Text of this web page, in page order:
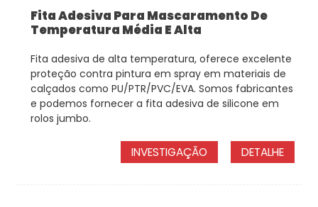
Fita Adesiva Para Mascaramento De
Temperatura Média E Alta
Fita adesiva de alta temperatura, oferece excelente
proteção contra pintura em spray em materiais de
calçados como PU/PTR/PVC/EVA. Somos fabricantes
e podemos fornecer a fita adesiva de silicone em
rolos jumbo.
INVESTIGAÇÃO DETALHE